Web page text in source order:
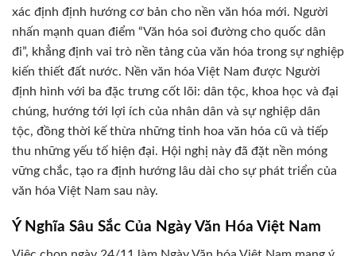
xác định định hướng cơ bản cho nền văn hóa mới. Người
nhấn mạnh quan điểm “Văn hóa soi đường cho quốc dân
đi”, khẳng định vai trò nền tảng của văn hóa trong sự nghiệp
kiến thiết đất nước. Nền văn hóa Việt Nam được Người
định hình với ba đặc trưng cốt lõi: dân tộc, khoa học và đại
chúng, hướng tới lợi ích của nhân dân và sự nghiệp dân
tộc, đồng thời kế thừa những tinh hoa văn hóa cũ và tiếp
thu những yếu tố hiện đại. Hội nghị này đã đặt nền móng
vững chắc, tạo ra định hướng lâu dài cho sự phát triển của
văn hóa Việt Nam sau này.
Ý Nghĩa Sâu Sắc Của Ngày Văn Hóa Việt Nam